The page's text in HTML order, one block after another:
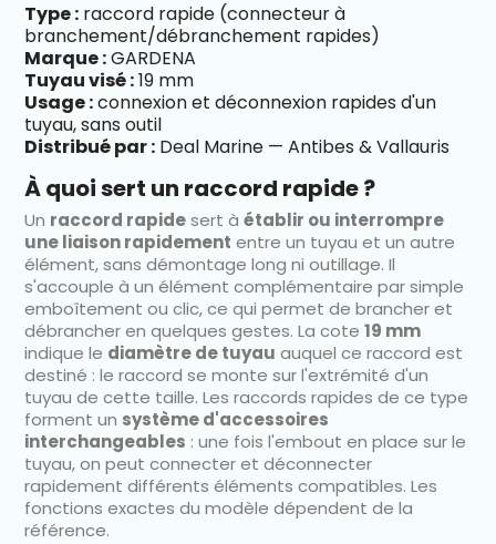
Type : raccord rapide (connecteur à
branchement/débranchement rapides)
Marque :GARDENA
Tuyau visé :19 mm
Usage :connexion et déconnexion rapides d'un
tuyau, sans outil
Distribué par : Deal Marine — Antibes & Vallauris
À quoi sert un raccord rapide ?
Un raccord rapidesert àétablir ou interrompre
une liaison rapidement entre un tuyau et un autre
élément, sans démontage long ni outillage. Il
s'accouple à un élément complémentaire par simple
emboîtement ou clic, ce qui permet de brancher et
débrancher en quelques gestes. La cote19 mm
indique le diamètre de tuyau auquel ce raccord est
destiné : le raccord se monte sur l'extrémité d'un
tuyau de cette taille. Les raccords rapides de ce type
forment un système d'accessoires
interchangeables : une fois l'embout en place sur le
tuyau, on peut connecter et déconnecter
rapidement différents éléments compatibles. Les
fonctions exactes du modèle dépendent de la
référence.